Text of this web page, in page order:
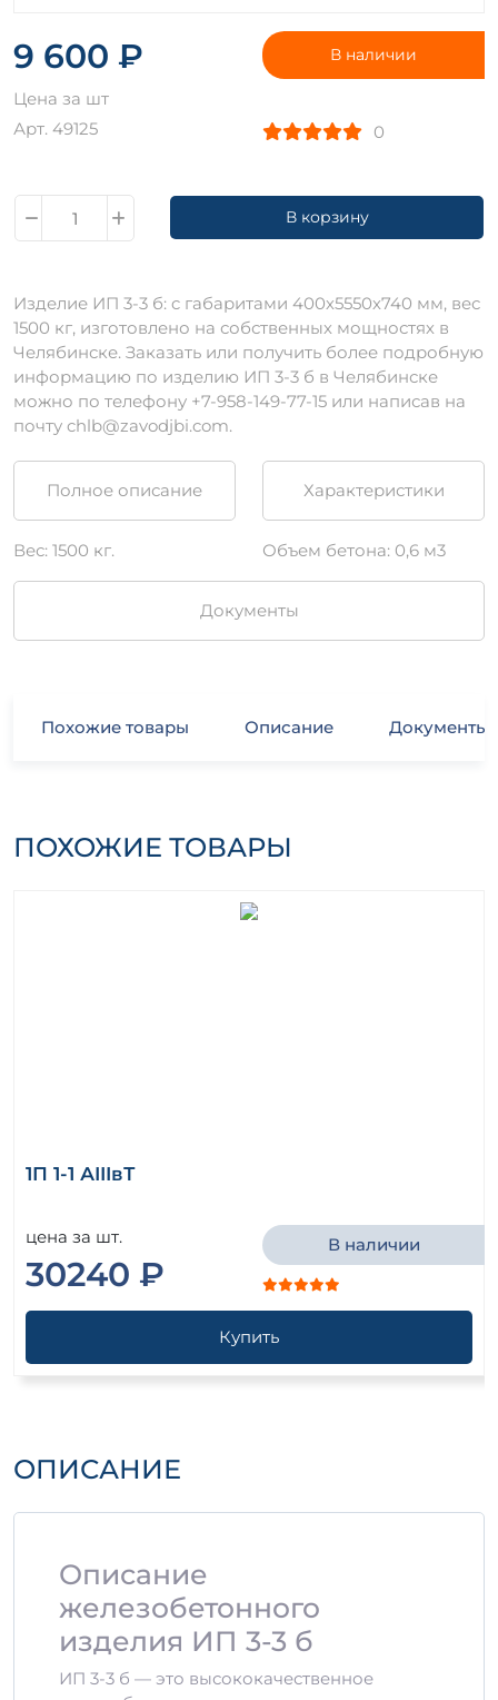
9 600 ₽
Цена за шт
Арт. 49125
В наличии
0
В корзину
Изделие ИП 3-3 б: c габаритами 400х5550х740 мм, вес
1500 кг, изготовлено на собственных мощностях в
Челябинске. Заказать или получить более подробную
информацию по изделию ИП 3-3 б в Челябинске
можно по телефону +7-958-149-77-15 или написав на
почту chlb@zavodjbi.com.
Полное описание Характеристики
Вес: 1500 кг. Объем бетона: 0,6 м3
Документы
Похожие товары Описание Документы
ПОХОЖИЕ ТОВАРЫ
1П 1-1 АIIIвТ
цена за шт.
30240 ₽
В наличии
Купить
ОПИСАНИЕ
Описание
железобетонного
изделия ИП 3-3 б
ИП 3-3 б — это высококачественное